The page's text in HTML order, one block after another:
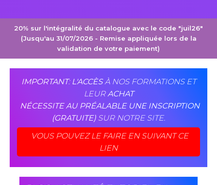
20% sur l'intégralité du catalogue avec le code "juil26"
(Jusqu'au 31/07/2026 - Remise appliquée lors de la
validation de votre paiement)
IMPORTANT: L'ACCÈSÀ NOS FORMATIONS ET
LEURACHAT
NÉCESSITE AU PRÉALABLE UNE INSCRIPTION
(GRATUITE) SUR NOTRE SITE.
VOUS POUVEZ LE FAIRE EN SUIVANT CE
LIEN